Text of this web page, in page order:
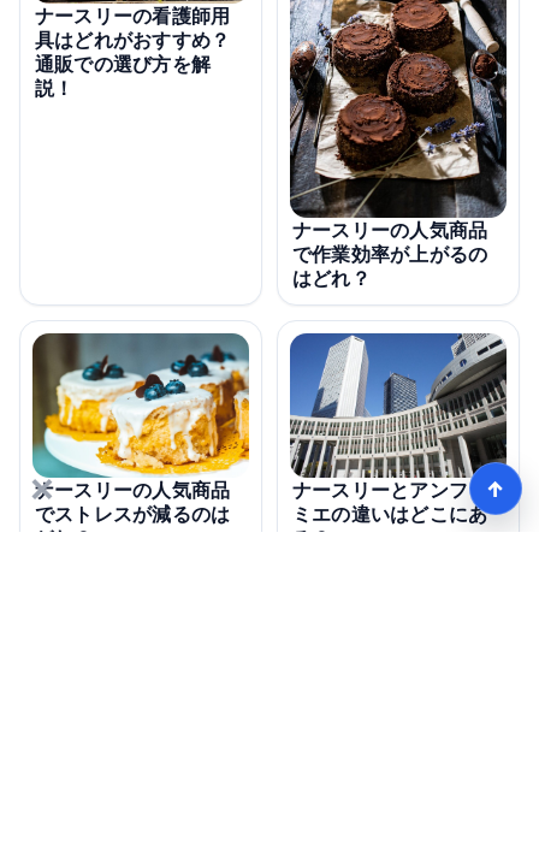
ナースリーの看護師用
具はどれがおすすめ？
通販での選び方を解
説！
ナースリーの人気商品
で作業効率が上がるの
はどれ？
ナースリーの人気商品
でストレスが減るのは
どれ？
ナースリーとアンファ
ミエの違いはどこにあ
る？
↑
×